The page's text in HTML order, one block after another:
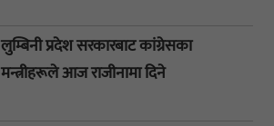
लुम्बिनी प्रदेश सरकारबाट कांग्रेसका
मन्त्रीहरूले आज राजीनामा दिने